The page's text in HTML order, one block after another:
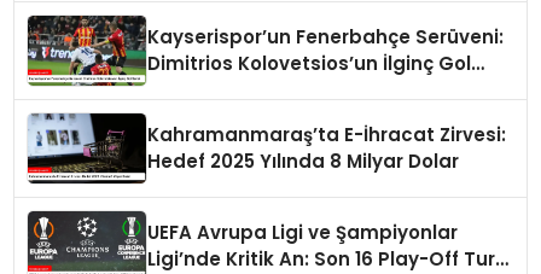
Kayserispor’un Fenerbahçe Serüveni:
Dimitrios Kolovetsios’un İlginç Gol
Kahramanmaraş’ta E-İhracat Zirvesi:
Hedef 2025 Yılında 8 Milyar Dolar
UEFA Avrupa Ligi ve Şampiyonlar
Ligi’nde Kritik An: Son 16 Play-Off Turu